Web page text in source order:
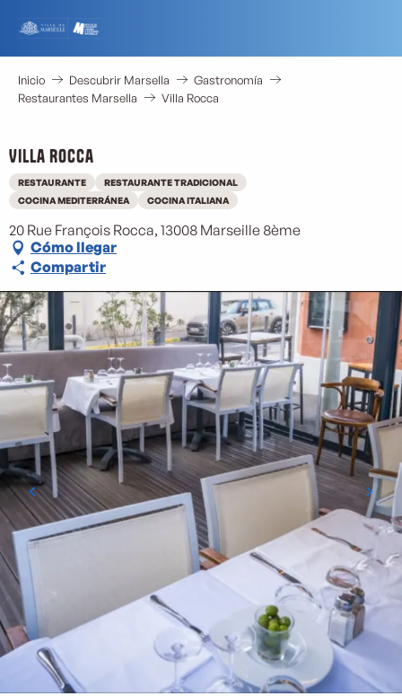
contenu
principal
Inicio Descubrir Marsella
Gastronomía
Restaurantes Marsella
Villa Rocca
Villa Rocca
RESTAURANTE
RESTAURANTE TRADICIONAL
COCINA MEDITERRÁNEA
COCINA ITALIANA
20 Rue François Rocca, 13008 Marseille 8ème
Cómo llegar
Compartir